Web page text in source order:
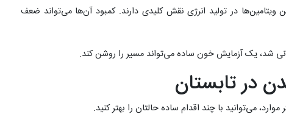
ویتامین‌ها در تولید انرژی نقش کلیدی دارند. کمبود آن‌ها می‌تواند ضعف
شد، یک آزمایش خون ساده می‌تواند مسیر را روشن کند.
در تابستان
می‌توانید با چند اقدام ساده حالتان را بهتر کنید.